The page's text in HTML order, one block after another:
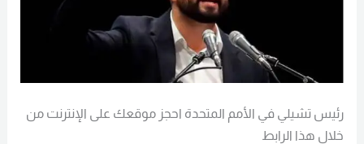
رئيس تشيلي في الأمم المتحدة احجز موقعك على الإنترنت من
خلال هذا الرابط